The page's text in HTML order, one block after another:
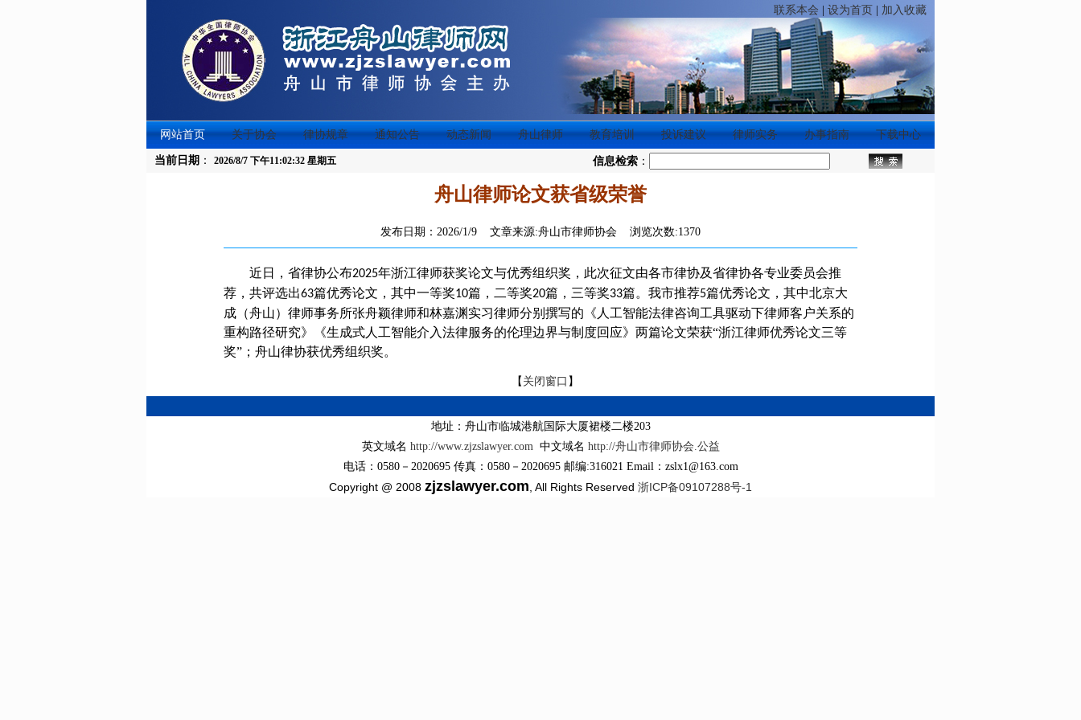
联系本会 设为首页 加入收藏
网站首页 关于协会 律协规章 通知公告 动态新闻 舟山律师 教育培训 投诉建议 律师实务 办事指南 下载中心
当前日期 ： 2026/8/7 下午11:02:32 星期五 信息检索 ：
舟山律师论文获省级荣誉
发布日期：2026/1/9 文章来源:舟山市律师协会 浏览次数:1370
近日，省律协公布2025年浙江律师获奖论文与优秀组织奖，此次征文由各市律协及省律协各专业委员会推
荐，共评选出63篇优秀论文，其中一等奖10篇，二等奖20篇，三等奖33篇。 我市推荐5篇优秀论文，其中北京大
成（舟山）律师事务所张舟颖律师和林嘉渊实习律师分别撰写的 《人工智能法律咨询工具驱动下律师客户关系的
重构路径研究》《生成式人工智能介入法律服务的伦理边界与制度回应》两篇论文荣获“浙江律师优秀论文三等
奖” ； 舟山律协获优秀组织奖。
【 关闭窗口 】
地址：舟山市临城港航国际大厦裙楼二楼203
英文域名 http://www.zjzslawyer.com中文域名 http://舟山市律师协会.公益
电话：0580－2020695 传真：0580－2020695 邮编:316021 Email：zslx1@163.com
Copyright @ 2008 zjzslawyer.com , All Rights Reserved 浙ICP备09107288号-1